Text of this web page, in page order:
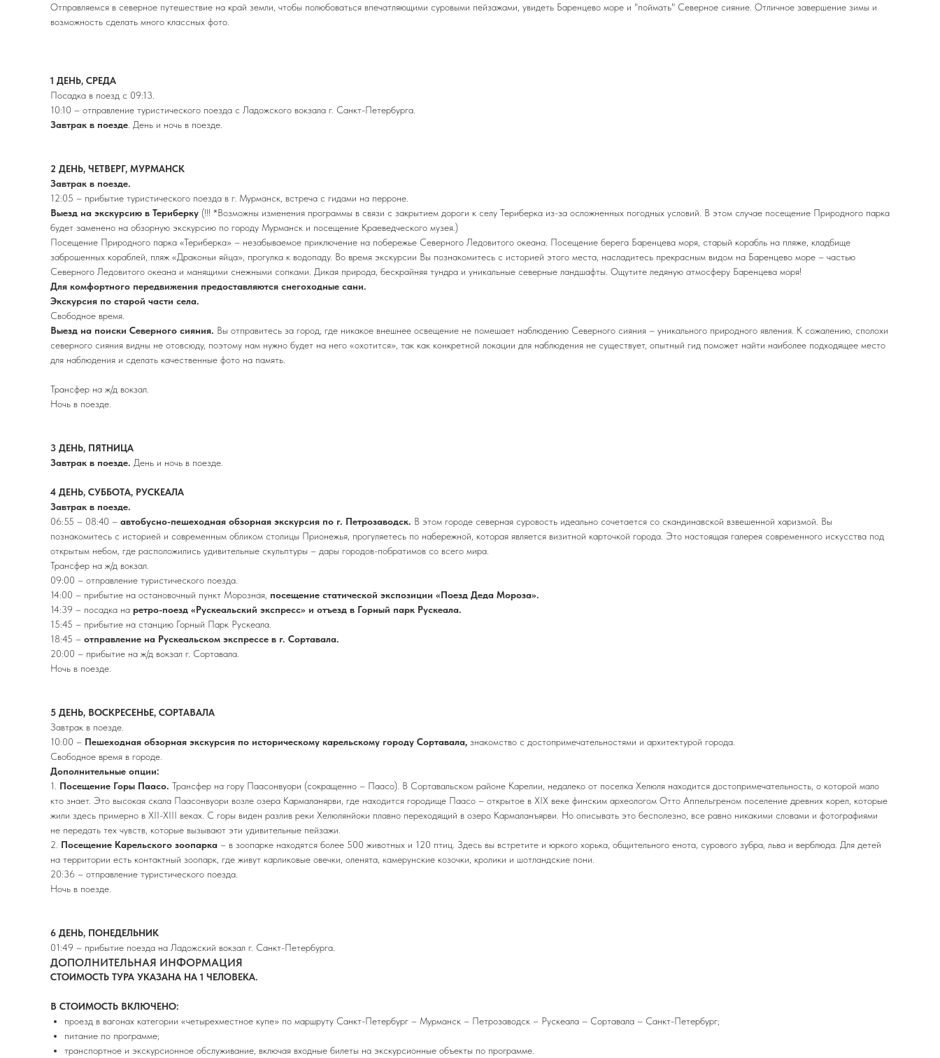
Отправляемся в северное путешествие на край земли, чтобы полюбоваться впечатляющими суровыми пейзажами, увидеть Баренцево море и "поймать" Северное сияние. Отличное завершение зимы и
возможность сделать много классных фото.
1 ДЕНЬ, СРЕДА
Посадка в поезд с 09:13.
10:10 – отправление туристического поезда с Ладожского вокзала г. Санкт-Петербурга.
Завтрак в поезде . День и ночь в поезде.
2 ДЕНЬ, ЧЕТВЕРГ, МУРМАНСК
Завтрак в поезде.
12:05 – прибытие туристического поезда в г. Мурманск, встреча с гидами на перроне.
Выезд на экскурсию в Териберку (!!! *Возможны изменения программы в связи с закрытием дороги к селу Териберка из-за осложненных погодных условий. В этом случае посещение Природного парка
будет заменено на обзорную экскурсию по городу Мурманск и посещение Краеведческого музея.)
Посещение Природного парка «Териберка» – незабываемое приключение на побережье Северного Ледовитого океана. Посещение берега Баренцева моря, старый корабль на пляже, кладбище
заброшенных кораблей, пляж «Драконьи яйца», прогулка к водопаду. Во время экскурсии Вы познакомитесь с историей этого места, насладитесь прекрасным видом на Баренцево море – частью
Северного Ледовитого океана и манящими снежными сопками. Дикая природа, бескрайняя тундра и уникальные северные ландшафты. Ощутите ледяную атмосферу Баренцева моря!
Для комфортного передвижения предоставляются снегоходные сани.
Экскурсия по старой части села.
Свободное время.
Выезд на поиски Северного сияния. Вы отправитесь за город, где никакое внешнее освещение не помешает наблюдению Северного сияния – уникального природного явления. К сожалению, сполохи
северного сияния видны не отовсюду, поэтому нам нужно будет на него «охотится», так как конкретной локации для наблюдения не существует, опытный гид поможет найти наиболее подходящее место
для наблюдения и сделать качественные фото на память.
Трансфер на ж/д вокзал.
Ночь в поезде.
3 ДЕНЬ, ПЯТНИЦА
Завтрак в поезде. День и ночь в поезде.
4 ДЕНЬ, СУББОТА, РУСКЕАЛА
Завтрак в поезде.
06:55 – 08:40 – автобусно-пешеходная обзорная экскурсия по г. Петрозаводск. В этом городе северная суровость идеально сочетается со скандинавской взвешенной харизмой. Вы
познакомитесь с историей и современным обликом столицы Прионежья, прогуляетесь по набережной, которая является визитной карточкой города. Это настоящая галерея современного искусства под
открытым небом, где расположились удивительные скульптуры – дары городов-побратимов со всего мира.
Трансфер на ж/д вокзал.
09:00 – отправление туристического поезда.
14:00 – прибытие на остановочный пункт Морозная, посещение статической экспозиции «Поезд Деда Мороза».
14:39 – посадка на ретро-поезд «Рускеальский экспресс» и отъезд в Горный парк Рускеала.
15:45 – прибытие на станцию Горный Парк Рускеала.
18:45 – отправление на Рускеальском экспрессе в г. Сортавала.
20:00 – прибытие на ж/д вокзал г. Сортавала.
Ночь в поезде.
5 ДЕНЬ, ВОСКРЕСЕНЬЕ, СОРТАВАЛА
Завтрак в поезде.
10:00 – Пешеходная обзорная экскурсия по историческому карельскому городу Сортавала, знакомство с достопримечательностями и архитектурой города.
Свободное время в городе.
Дополнительные опции:
1. Посещение Горы Паасо. Трансфер на гору Паасонвуори (сокращенно – Паасо). В Сортавальском районе Карелии, недалеко от поселка Хелюля находится достопримечательность, о которой мало
кто знает. Это высокая скала Паасонвуори возле озера Кармаланярви, где находится городище Паасо – открытое в XIX веке финским археологом Отто Аппельгреном поселение древних корел, которые
жили здесь примерно в XII-XIII веках. С горы виден разлив реки Хелюлянйоки плавно переходящий в озеро Кармаланъярви. Но описывать это бесполезно, все равно никакими словами и фотографиями
не передать тех чувств, которые вызывают эти удивительные пейзажи.
2. Посещение Карельского зоопарка – в зоопарке находятся более 500 животных и 120 птиц. Здесь вы встретите и юркого хорька, общительного енота, сурового зубра, льва и верблюда. Для детей
на территории есть контактный зоопарк, где живут карликовые овечки, оленята, камерунские козочки, кролики и шотландские пони.
20:36 – отправление туристического поезда.
Ночь в поезде.
6 ДЕНЬ, ПОНЕДЕЛЬНИК
01:49 – прибытие поезда на Ладожский вокзал г. Санкт-Петербурга.
ДОПОЛНИТЕЛЬНАЯ ИНФОРМАЦИЯ
СТОИМОСТЬ ТУРА УКАЗАНА НА 1 ЧЕЛОВЕКА.
В СТОИМОСТЬ ВКЛЮЧЕНО:
проезд в вагонах категории «четырехместное купе» по маршруту Санкт-Петербург – Мурманск – Петрозаводск – Рускеала – Сортавала – Санкт-Петербург;
питание по программе;
транспортное и экскурсионное обслуживание, включая входные билеты на экскурсионные объекты по программе.